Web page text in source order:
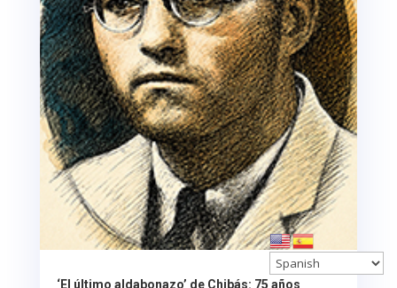
‘El último aldabonazo’ de Chibás: 75 años